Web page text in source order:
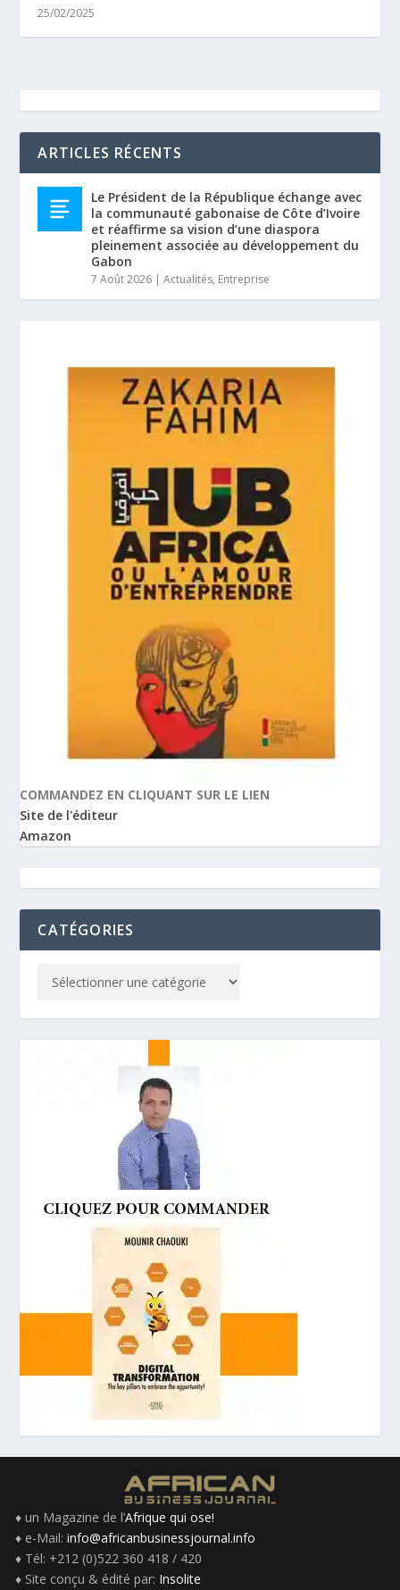
25/02/2025
ARTICLES RÉCENTS
Le Président de la République échange avec
la communauté gabonaise de Côte d’Ivoire
et réaffirme sa vision d’une diaspora
pleinement associée au développement du
Gabon
7 Août 2026 |Actualités, Entreprise
COMMANDEZ EN CLIQUANT SUR LE LIEN
Site de l'éditeur
Amazon
CATÉGORIES
♦ un Magazine de l’Afrique qui ose!
♦ e-Mail: info@africanbusinessjournal.info
♦ Tél: +212 (0)522 360 418 / 420
♦ Site conçu & édité par: Insolite